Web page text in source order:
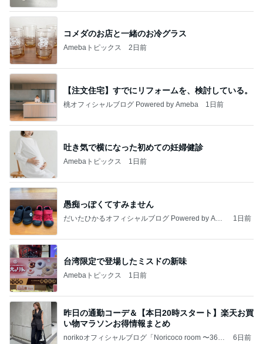
コメダのお店と一緒のお冷グラス
Amebaトピックス 2日前
【注文住宅】すでにリフォームを、検討している。
桃オフィシャルブログ Powered by Ameba 1日前
吐き気で横になった初めての妊婦健診
Amebaトピックス 1日前
愚痴っぽくてすみません
だいたひかるオフィシャルブログ Powered by Ame
1日前
台湾限定で登場したミスドの新味
Amebaトピックス 1日前
昨日の通勤コーデ＆【本日20時スタート】楽天お買
い物マラソンお得情報まとめ
norikoオフィシャルブログ「Noricoco room 〜365
6日前